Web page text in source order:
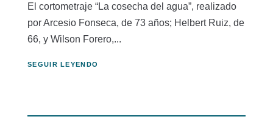
El cortometraje “La cosecha del agua”, realizado
por Arcesio Fonseca, de 73 años; Helbert Ruiz, de
66, y Wilson Forero,...
SEGUIR LEYENDO